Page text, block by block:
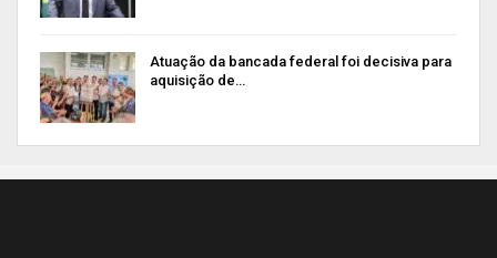
Atuação da bancada federal foi decisiva para
aquisição de…